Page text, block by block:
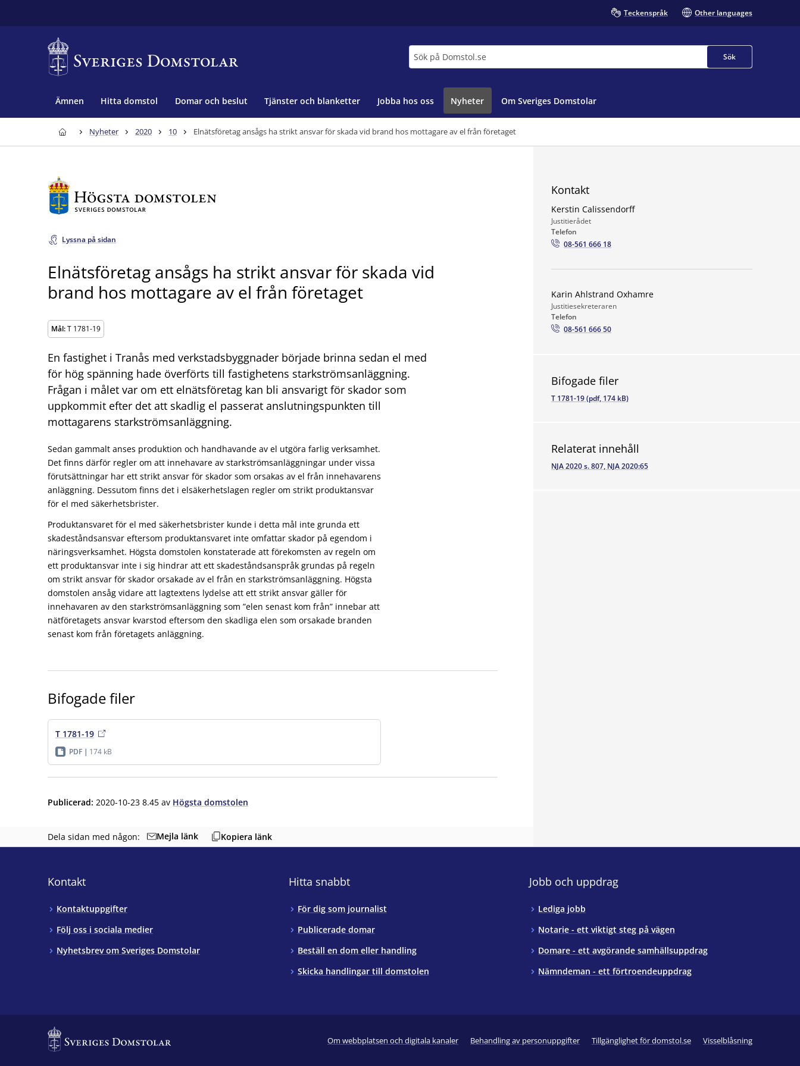
Teckenspråk Other languages
Sök
Ämnen Hitta domstol Domar och beslut Tjänster och blanketter Jobba hos oss Nyheter Om Sveriges Domstolar
Nyheter 2020 10 Elnätsföretag ansågs ha strikt ansvar för skada vid brand hos mottagare av el från företaget
Lyssna på sidan
Elnätsföretag ansågs ha strikt ansvar för skada vid
brand hos mottagare av el från företaget
Mål:T 1781-19
En fastighet i Tranås med verkstadsbyggnader började brinna sedan el med
för hög spänning hade överförts till fastighetens starkströmsanläggning.
Frågan i målet var om ett elnätsföretag kan bli ansvarigt för skador som
uppkommit efter det att skadlig el passerat anslutningspunkten till
mottagarens starkströmsanläggning.
Sedan gammalt anses produktion och handhavande av el utgöra farlig verksamhet.
Det finns därför regler om att innehavare av starkströmsanläggningar under vissa
förutsättningar har ett strikt ansvar för skador som orsakas av el från innehavarens
anläggning. Dessutom finns det i elsäkerhetslagen regler om strikt produktansvar
för el med säkerhetsbrister.
Produktansvaret för el med säkerhetsbrister kunde i detta mål inte grunda ett
skadeståndsansvar eftersom produktansvaret inte omfattar skador på egendom i
näringsverksamhet. Högsta domstolen konstaterade att förekomsten av regeln om
ett produktansvar inte i sig hindrar att ett skadeståndsanspråk grundas på regeln
om strikt ansvar för skador orsakade av el från en starkströmsanläggning. Högsta
domstolen ansåg vidare att lagtextens lydelse att ett strikt ansvar gäller för
innehavaren av den starkströmsanläggning som ”elen senast kom från” innebar att
nätföretagets ansvar kvarstod eftersom den skadliga elen som orsakade branden
senast kom från företagets anläggning.
Bifogade filer
T 1781-19
PDF 174 kB
Publicerad: 2020-10-23 8.45 av Högsta domstolen
Dela sidan med någon: Mejla länk Kopiera länk
Kontakt
Kerstin Calissendorff
Justitierådet
Telefon
08-561 666 18
Karin Ahlstrand Oxhamre
Justitiesekreteraren
Telefon
08-561 666 50
Bifogade filer
T 1781-19 (pdf, 174 kB)
Relaterat innehåll
NJA 2020 s. 807, NJA 2020:65
Kontakt
Kontaktuppgifter
Följ oss i sociala medier
Nyhetsbrev om Sveriges Domstolar
Hitta snabbt
För dig som journalist
Publicerade domar
Beställ en dom eller handling
Skicka handlingar till domstolen
Jobb och uppdrag
Lediga jobb
Notarie - ett viktigt steg på vägen
Domare - ett avgörande samhällsuppdrag
Nämndeman - ett förtroendeuppdrag
Om webbplatsen och digitala kanaler Behandling av personuppgifter Tillgänglighet för domstol.se Visselblåsning